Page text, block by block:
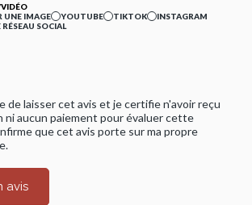
UNE IMAGE YOUTUBE TIKTOK
INSTAGRAM
SOCIAL
de laisser cet avis et je certifie n'avoir reçu
ni aucun paiement pour évaluer cette
que cet avis porte sur ma propre
avis